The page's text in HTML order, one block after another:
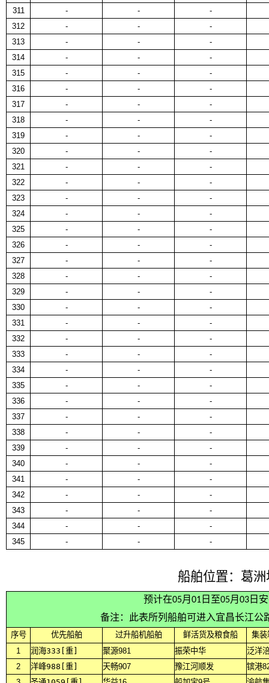
311
- -
-
312
- -
-
313
- -
-
314
- -
-
315
- -
-
316
- -
-
317
- -
-
318
- -
-
319
- -
-
320
- -
-
321
- -
-
322
- -
-
323
- -
-
324
- -
-
325
- -
-
326
- -
-
327
- -
-
328
- -
-
329
- -
-
330
- -
-
331
- -
-
332
- -
-
333
- -
-
334
- -
-
335
- -
-
336
- -
-
337
- -
-
338
- -
-
339
- -
-
340
- -
-
341
- -
-
342
- -
-
343
- -
-
344
- -
-
345
- - -
船舶位置：葛洲
预计在05月01日至05月03日
备注：此表所列船舶可进入宜昌长江公
序号 优先船舶 过升船机船舶 鲜活货及粮食船 集装
1 润海333[重] 聚源981 振荣中华
泛洋
2
洋峰988[重] 天畅907 豫江河顺发
镔港